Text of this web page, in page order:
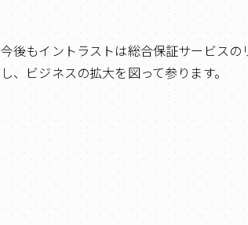
今後もイントラストは総合保証サービス
し、ビジネスの拡大を図って参ります。